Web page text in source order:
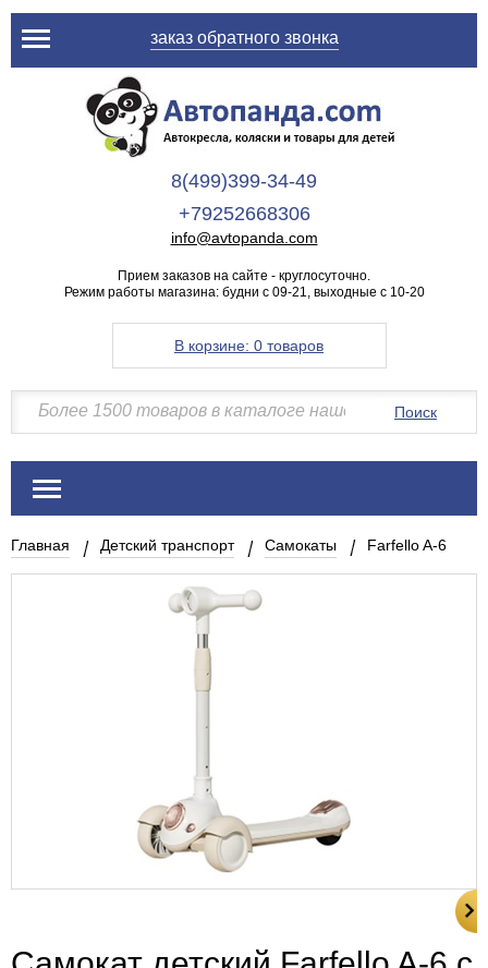
заказ обратного звонка
8(499)399-34-49
+79252668306
info@avtopanda.com
Прием заказов на сайте - круглосуточно.
Режим работы магазина: будни с 09-21, выходные с 10-20
В корзине: 0 товаров
Поиск
Главная Детский транспорт Самокаты Farfello A-6